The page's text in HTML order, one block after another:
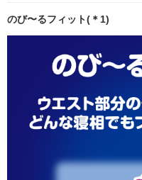
のび〜るフィット(＊1)